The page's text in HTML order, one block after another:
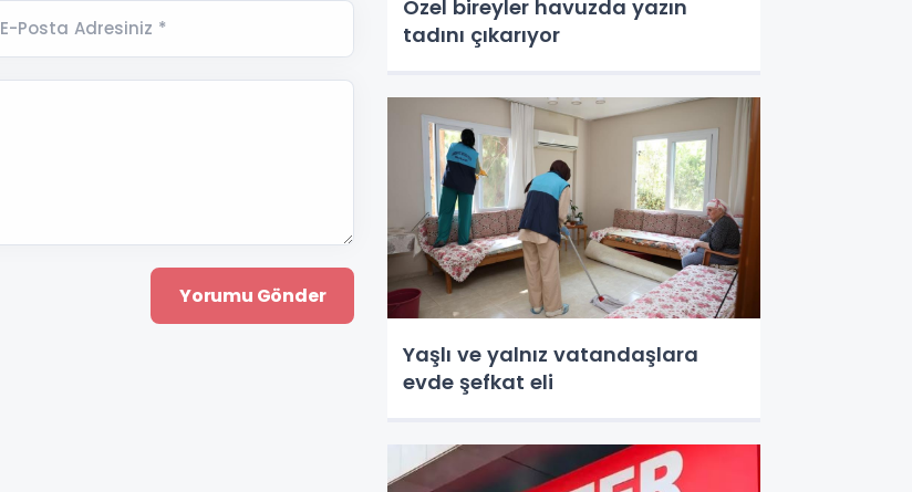
E-Posta Adresiniz *
Özel bireyler havuzda yazın
tadını çıkarıyor
Yaşlı ve yalnız vatandaşlara
evde şefkat eli